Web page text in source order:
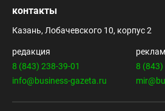
контакты
Казань, Лобачевского 10, корпус 2
редакция
8 (843) 238-39-01
info@business-gazeta.ru
8 (843)